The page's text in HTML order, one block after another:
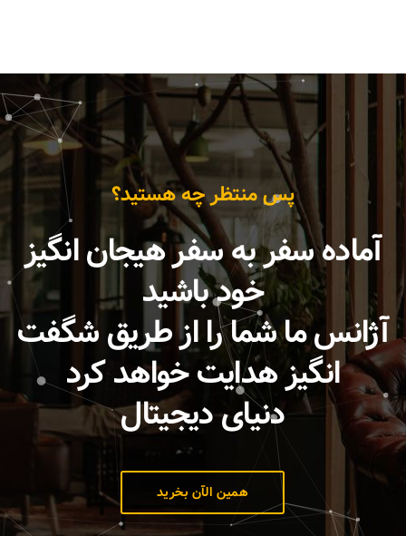
پس منتظر چه هستید؟
آماده سفر به سفر هیجان انگیز
خود باشید
آژانس ما شما را از طریق شگفت
انگیز هدایت خواهد کرد
دنیای دیجیتال
همین الآن بخرید